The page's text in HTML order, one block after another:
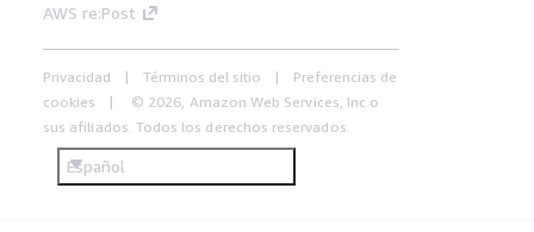
AWS re:Post
Privacidad Términos del sitio
Preferencias de
cookies
© 2026, Amazon Web Services, Inc o
sus afiliados. Todos los derechos reservados.
Español